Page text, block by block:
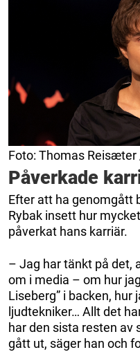
Foto: Thomas
Påverkade
Efter att ha genomgått
Rybak insett hur
påverkat hans karriär.
– Jag har tänkt på det,
om i media – om hur
Liseberg” i backen, hur
ljudtekniker… Allt det
har den sista resten av
gått ut, säger han och